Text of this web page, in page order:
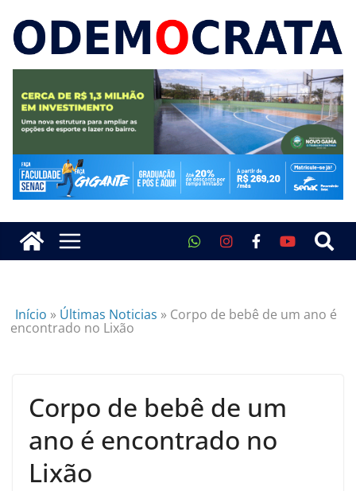
Início » Últimas Noticias » Corpo de bebê de um ano é
encontrado no Lixão
Corpo de bebê de um
ano é encontrado no
Lixão